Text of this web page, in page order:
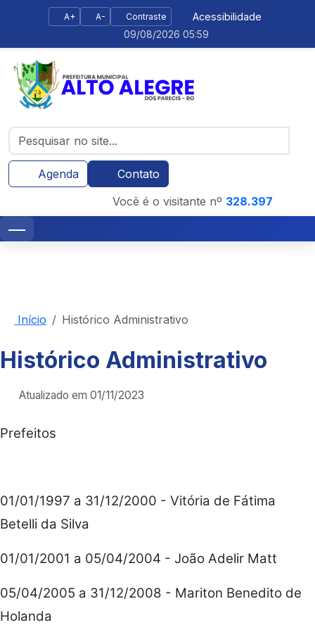
A+ A- Contraste Acessibilidade
09/08/2026 05:59
Agenda
Contato
Você é o visitante nº 328.397
Início Histórico Administrativo
Histórico Administrativo
Atualizado em 01/11/2023
Prefeitos
01/01/1997 a 31/12/2000 - Vitória de Fátima
Betelli da Silva
01/01/2001 a 05/04/2004 - João Adelir Matt
05/04/2005 a 31/12/2008 - Mariton Benedito de
Holanda